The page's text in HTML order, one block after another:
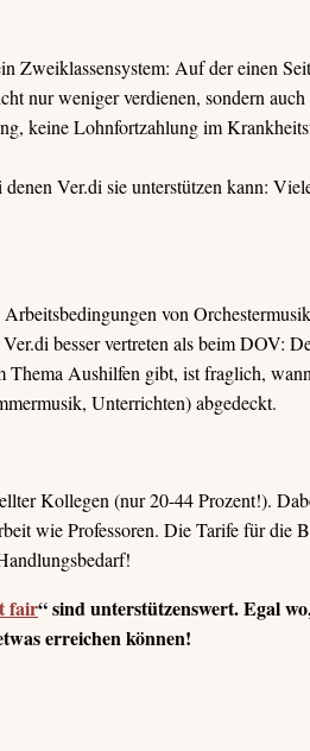
Zweiklassensystem: Auf der einen
nur weniger verdienen, sondern
keine Lohnfortzahlung im
Ver.di sie unterstützen kann:
von
besser vertreten als beim DOV:
Aushilfen gibt, ist fraglich,
Unterrichten) abgedeckt.
Kollegen (nur 20-44 Prozent!).
wie Professoren. Die Tarife für die
fair“ sind unterstützenswert. Egal
erreichen können!